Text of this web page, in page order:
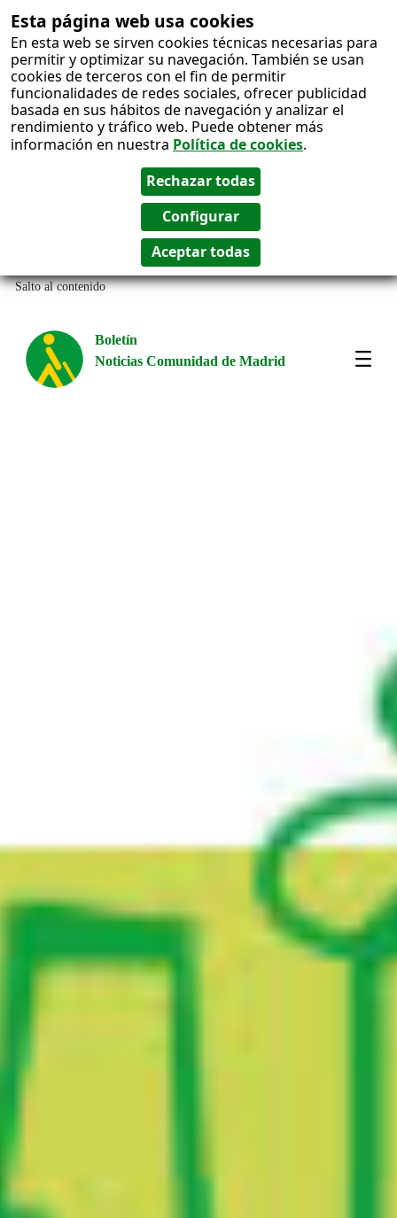
Esta página web usa cookies
En esta web se sirven cookies técnicas necesarias para
permitir y optimizar su navegación. También se usan
cookies de terceros con el fin de permitir
funcionalidades de redes sociales, ofrecer publicidad
basada en sus hábitos de navegación y analizar el
rendimiento y tráfico web. Puede obtener más
información en nuestra Política de cookies.
Salto al contenido
Boletín
Noticias Comunidad de Madrid